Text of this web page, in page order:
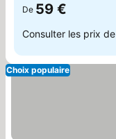
De 59 €
Consulter les prix de
Choix populaire